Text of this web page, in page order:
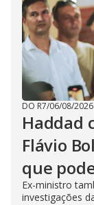
DO R7/06/08/2026
Haddad
Flávio
que
Ex-ministro
investigações